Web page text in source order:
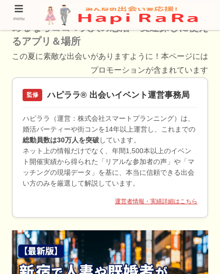
【最新版】新宿で人妻や既婚者が出会いを求
めるならココ！大人の恋活・友達探しに使え
るアプリ＆場所
この夏に素敵な出会いがありますように！本ページには
プロモーションが含まれています
監修 ハピララ® 出会いイベント運営事務局
ハピララ（運営：株式会社スマートプランニング）は、
婚活パーティーや街コンを14年以上運営し、これまでの
総動員数は30万人を突破 しています。
ネット上の情報だけでなく、年間1,500本以上のイベン
ト開催実績から得られた「リアルな参加者の声」や「マ
ッチングの現場データ」を基に、本当に信頼できる出会
い方のみを厳選して解説しています。
運営者情報・実績詳細はこちら
menu